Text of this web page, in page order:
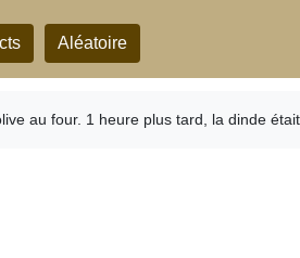
Aléatoire
au four. 1 heure plus tard, la dinde